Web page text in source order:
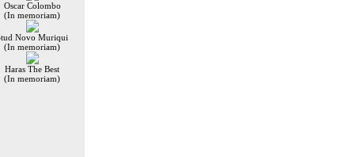
Oscar Colombo
(In memoriam)
Novo Muriqui
(In memoriam)
Haras The Best
(In memoriam)